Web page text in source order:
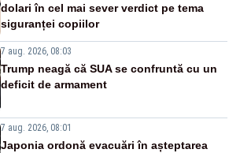
dolari în cel mai sever verdict pe tema
siguranței copiilor
7 aug. 2026, 08:03
Trump neagă că SUA se confruntă cu un
deficit de armament
7 aug. 2026, 08:01
Japonia ordonă evacuări în așteptarea